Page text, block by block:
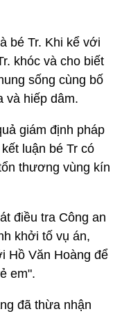
bé Tr. Khi kể với
khóc và cho biết
sống cùng bố
và hiếp dâm.
giám định pháp
luận bé Tr có
thương vùng kín
điều tra Công an
khởi tố vụ án,
Hồ Văn Hoàng để
em".
đã thừa nhận